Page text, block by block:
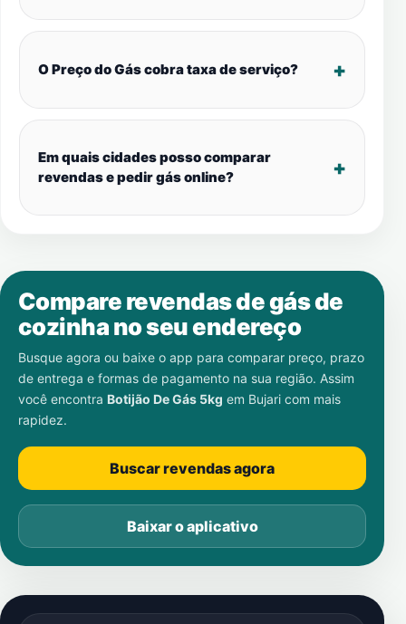
O Preço do Gás cobra taxa de serviço?
Em quais cidades posso comparar
revendas e pedir gás online?
Compare revendas de gás de
cozinha no seu endereço
Busque agora ou baixe o app para comparar preço, prazo
de entrega e formas de pagamento na sua região. Assim
você encontra Botijão De Gás 5kg em Bujari com mais
rapidez.
Buscar revendas agora
Baixar o aplicativo